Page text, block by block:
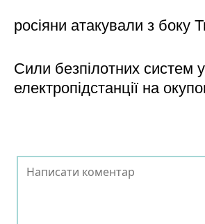
росіяни атакували з боку
Сили безпілотних систем
електропідстанції на